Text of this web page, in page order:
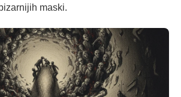
maski.